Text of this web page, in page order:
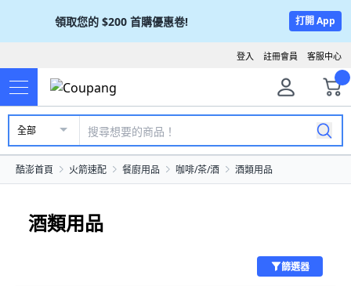
領取您的 $200 首購優惠卷! 打開 App
客服中心
註冊會員
登入
全部
酷澎首頁 火箭速配 餐廚用品 咖啡/茶/酒 酒類用品
酒類用品
篩選器